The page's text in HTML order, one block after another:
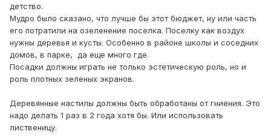
детство.
Мудро было сказано, что лучше бы этот бюджет, ну или часть
его потратили на озеленение поселка. Поселку как воздух
нужны деревья и кусты. Особенно в районе школы и соседних
домов, в парке, да еще много где.
Посадки должны играть не только эстетическую роль, но и
роль плотных зеленых экранов.
Деревянные настилы должны быть обработаны от гниения. Это
надо делать 1 раз в 2 года хотя бы. Или использовать
лиственицу.